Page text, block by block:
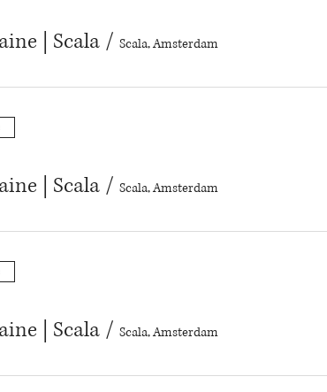
| Scala / Scala, Amsterdam
| Scala / Scala, Amsterdam
| Scala / Scala, Amsterdam